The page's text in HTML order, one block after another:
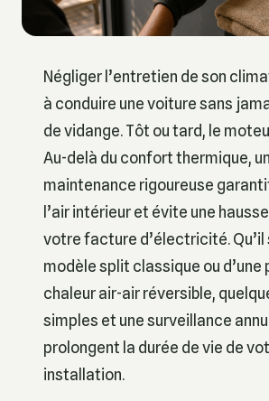
Négliger l’entretien de son
à conduire une voiture sans
de vidange. Tôt ou tard, le
Au-delà du confort thermique,
maintenance rigoureuse
l’air intérieur et évite une
votre facture d’électricité. Qu’il
modèle split classique ou d’une
chaleur air-air réversible,
simples et une surveillance
prolongent la durée de vie de
installation.